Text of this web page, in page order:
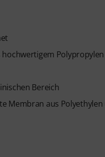
Polypropylen
Bereich
Membran aus